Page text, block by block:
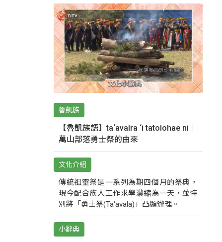
魯凱族
【魯凱族語】ta‘avalra ‘i tatolohae ni｜
萬山部落勇士祭的由來
文化介紹
傳統祖靈祭是一系列為期四個月的祭典，
現今配合族人工作求學濃縮為一天，並特
別將「勇士祭(Ta‘avala)」凸顯辦理。
小辭典